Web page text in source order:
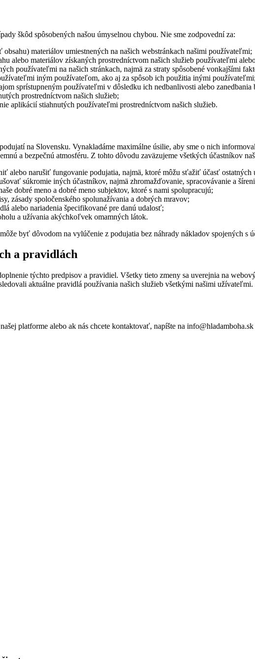
škôd spôsobených našou úmyselnou chybou. Nie sme zodpovední za:
obsahu) materiálov umiestnených na našich webstránkach našimi používateľmi;
alebo materiálov získaných prostredníctvom našich služieb používateľmi
používateľmi na našich stránkach, najmä za straty spôsobené vonkajšími
iným používateľom, ako aj za spôsob ich použitia inými používateľmi;
sprístupneným používateľmi v dôsledku ich nedbanlivosti alebo zanedbania
prostredníctvom našich služieb;
aplikácií stiahnutých používateľmi prostredníctvom našich služieb.
na Slovensku. Vynakladáme maximálne úsilie, aby sme o nich
a bezpečnú atmosféru. Z tohto dôvodu zaväzujeme všetkých účastníkov
alebo narušiť fungovanie podujatia, najmä, ktoré môžu sťažiť účasť ostatných
súkromie iných účastníkov, najmä zhromažďovanie, spracovávanie a
dobré meno a dobré meno subjektov, ktoré s nami spolupracujú;
zásady spoločenského spolunažívania a dobrých mravov;
alebo nariadenia špecifikované pre danú udalosť;
a užívania akýchkoľvek omamných látok.
byť dôvodom na vylúčenie z podujatia bez náhrady nákladov spojených s
a pravidlách
týchto predpisov a pravidiel. Všetky tieto zmeny sa uverejnia na
aktuálne pravidlá používania našich služieb všetkými našimi užívateľmi.
platforme alebo ak nás chcete kontaktovať, napíšte na info@hladamboha.sk